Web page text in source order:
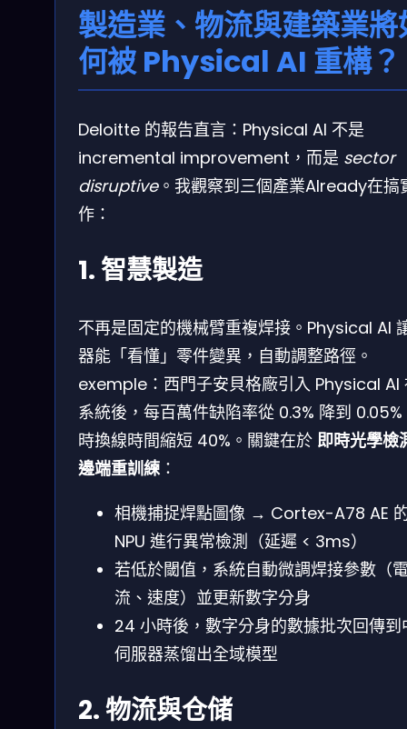
製造業、物流與建築業將
何被 Physical AI 重構？
Deloitte 的報告直言：Physical AI 不是
incremental improvement，而是 sector
disruptive。我觀察到三個產業Already在搞
作：
1. 智慧製造
不再是固定的機械臂重複焊接。Physical AI
器能「看懂」零件變異，自動調整路徑。
exemple：西門子安貝格廠引入 Physical AI
系統後，每百萬件缺陷率從 0.3% 降到
時換線時間縮短 40%。關鍵在於 即時光學檢
邊端重訓練 ：
相機捕捉焊點圖像 → Cortex-A78 AE
NPU 進行異常檢測（延遲 < 3ms）
若低於閾值，系統自動微調焊接參數（
流、速度）並更新數字分身
24 小時後，數字分身的數據批次回傳到
伺服器蒸馏出全域模型
2. 物流與仓储